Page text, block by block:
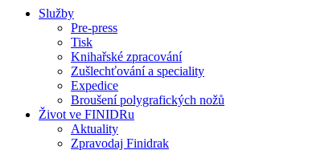
Služby
Pre-press
Tisk
Knihařské zpracování
Zušlechťování a speciality
Expedice
Broušení polygrafických nožů
Život ve FINIDRu
Aktuality
Zpravodaj Finidrak